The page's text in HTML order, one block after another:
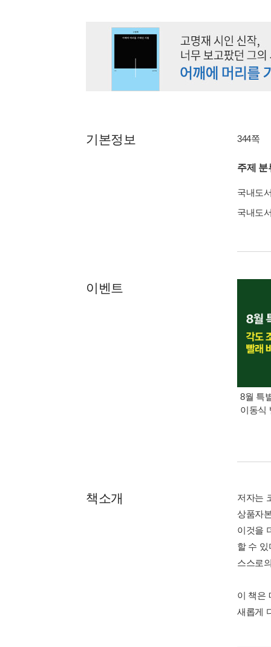
기본정보 344쪽
주제 분
국내도
국내도
이벤트
8월 특
이동식
책소개
저자는
상품자
이것을
할 수
스스로
이 책은
새롭게